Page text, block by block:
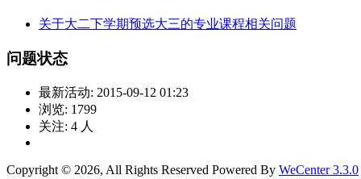
关于大二下学期预选大三的专业课程相关问题
问题状态
最新活动: 2015-09-12 01:23
浏览: 1799
关注: 4 人
Copyright © 2026, All Rights Reserved Powered By WeCenter 3.3.0